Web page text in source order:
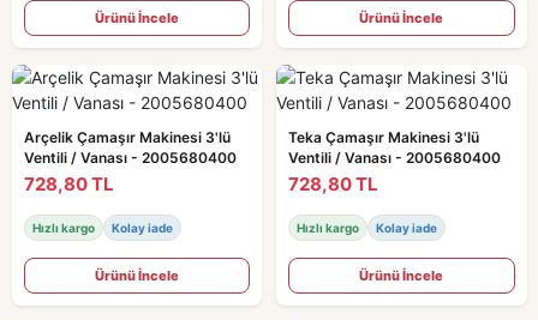
Ürünü İncele Ürünü İncele
Arçelik Çamaşır Makinesi 3'lü
Ventili / Vanası - 2005680400
728,80 TL
Hızlı kargo Kolay iade
Ürünü İncele
Teka Çamaşır Makinesi 3'lü
Ventili / Vanası - 2005680400
728,80 TL
Hızlı kargo Kolay iade
Ürünü İncele